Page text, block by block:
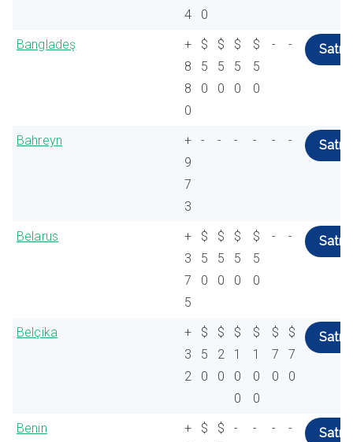
4
0
Bangladeş
+
8
8
0
$
5
0
$
5
0
$
5
0
$
5
0
- - Satın
Bahreyn
+
9
7
3
- - - - - - Satın
Belarus
+
3
7
5
$
5
0
$
5
0
$
5
0
$
5
0
- - Satın
Belçika
+
3
2
$
5
0
$
2
0
$
1
0
0
$
1
0
0
$
7
0
$
7
0
Satın
Benin
+
$
$
- - - - Satın